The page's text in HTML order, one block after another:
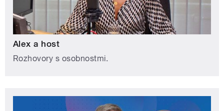
Alex a host
Rozhovory s osobnostmi.